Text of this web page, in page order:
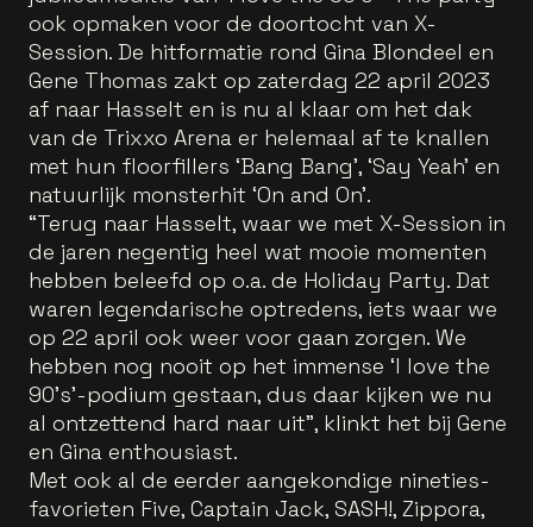
ook opmaken voor de doortocht van X-
Session. De hitformatie rond Gina Blondeel en
Gene Thomas zakt op zaterdag 22 april 2023
af naar Hasselt en is nu al klaar om het dak
van de Trixxo Arena er helemaal af te knallen
met hun floorfillers ‘Bang Bang’, ‘Say Yeah’ en
natuurlijk monsterhit ‘On and On’.
“Terug naar Hasselt, waar we met X-Session in
de jaren negentig heel wat mooie momenten
hebben beleefd op o.a. de Holiday Party. Dat
waren legendarische optredens, iets waar we
op 22 april ook weer voor gaan zorgen. We
hebben nog nooit op het immense ‘I love the
90’s’-podium gestaan, dus daar kijken we nu
al ontzettend hard naar uit", klinkt het bij Gene
en Gina enthousiast.
Met ook al de eerder aangekondige nineties-
favorieten Five, Captain Jack, SASH!, Zippora,